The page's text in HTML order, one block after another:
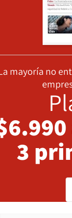
mayoría no
3